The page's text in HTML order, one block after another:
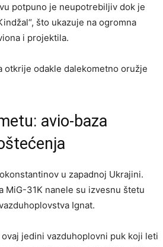
potpuno je neupotrebiljiv dok je
što ukazuje na ogromna
i projektila.
otkrije odakle dalekometno oružje
avio-baza
u zapadnoj Ukrajini.
MiG-31K nanele su izvesnu štetu
Ignat.
jedini vazduhoplovni puk koji leti